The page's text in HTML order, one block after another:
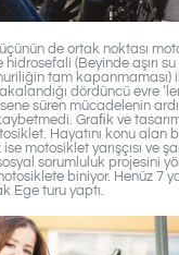
de ortak noktası
hidrosefali (Beyinde aşırı
tam kapanmaması)
dördüncü evre
süren mücadelenin
Graﬁk ve
Hayatını konu alan
motosiklet yarışçısı ve
sorumluluk projesini
biniyor. Henüz 7
Ege turu yaptı.